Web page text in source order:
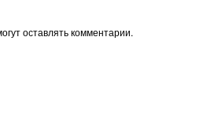
оставлять комментарии.